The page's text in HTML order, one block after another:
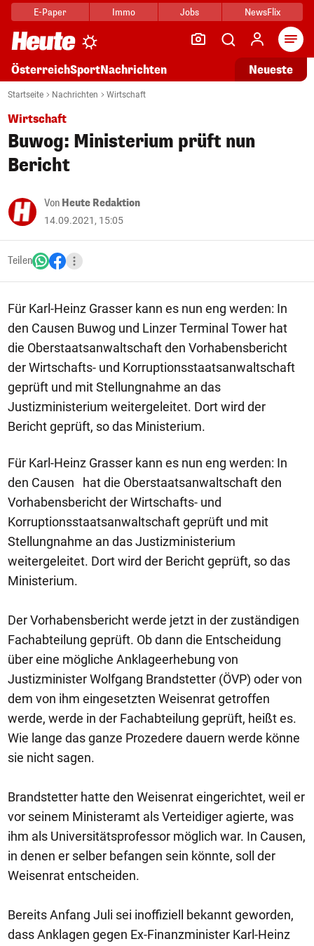
E-Paper Immo Jobs NewsFlix
ÖsterreichSportNachrichten Neueste
Startseite Nachrichten Wirtschaft
Wirtschaft
Buwog: Ministerium prüft nun
Bericht
Von Heute Redaktion
14.09.2021, 15:05
Teilen
Für Karl-Heinz Grasser kann es nun eng werden: In
den Causen Buwog und Linzer Terminal Tower hat
die Oberstaatsanwaltschaft den Vorhabensbericht
der Wirtschafts- und Korruptionsstaatsanwaltschaft
geprüft und mit Stellungnahme an das
Justizministerium weitergeleitet. Dort wird der
Bericht geprüft, so das Ministerium.
Für Karl-Heinz Grasser kann es nun eng werden: In
den Causen hat die Oberstaatsanwaltschaft den
Vorhabensbericht der Wirtschafts- und
Korruptionsstaatsanwaltschaft geprüft und mit
Stellungnahme an das Justizministerium
weitergeleitet. Dort wird der Bericht geprüft, so das
Ministerium.
Der Vorhabensbericht werde jetzt in der zuständigen
Fachabteilung geprüft. Ob dann die Entscheidung
über eine mögliche Anklageerhebung von
Justizminister Wolfgang Brandstetter (ÖVP) oder von
dem von ihm eingesetzten Weisenrat getroffen
werde, werde in der Fachabteilung geprüft, heißt es.
Wie lange das ganze Prozedere dauern werde könne
sie nicht sagen.
Brandstetter hatte den Weisenrat eingerichtet, weil er
vor seinem Ministeramt als Verteidiger agierte, was
ihm als Universitätsprofessor möglich war. In Causen,
in denen er selber befangen sein könnte, soll der
Weisenrat entscheiden.
Bereits Anfang Juli sei inoffiziell bekannt geworden,
dass Anklagen gegen Ex-Finanzminister Karl-Heinz